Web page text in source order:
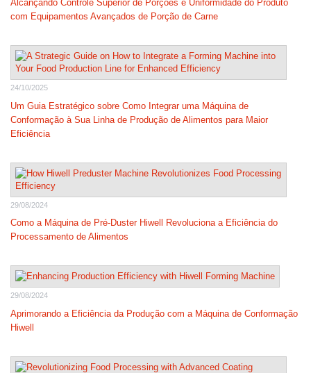
Alcançando Controle Superior de Porções e Uniformidade do Produto
com Equipamentos Avançados de Porção de Carne
24/10/2025
Um Guia Estratégico sobre Como Integrar uma Máquina de
Conformação à Sua Linha de Produção de Alimentos para Maior
Eficiência
29/08/2024
Como a Máquina de Pré-Duster Hiwell Revoluciona a Eficiência do
Processamento de Alimentos
29/08/2024
Aprimorando a Eficiência da Produção com a Máquina de Conformação
Hiwell